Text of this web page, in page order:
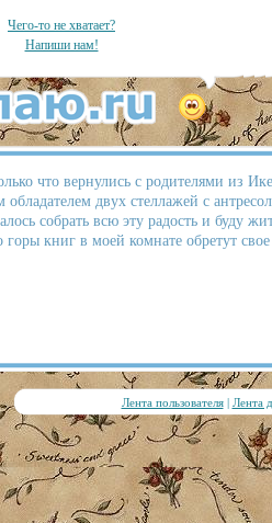
Чего-то не хватает?
Напиши нам!
что вернулись с родителями из
обладателем двух стеллажей с
собрать всю эту радость и буду
горы книг в моей комнате обретут
Лента пользователя| Лента